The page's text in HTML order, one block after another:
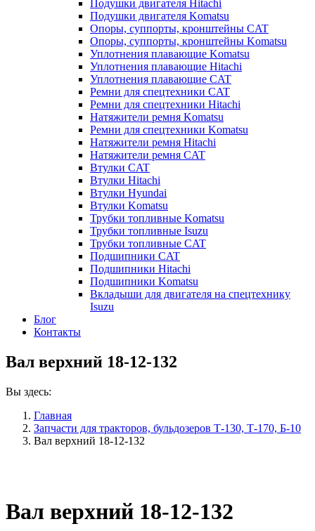
Подушки двигателя Hitachi
Подушки двигателя Komatsu
Опоры, суппорты, кронштейны CAT
Опоры, суппорты, кронштейны Komatsu
Уплотнения плавающие Komatsu
Уплотнения плавающие Hitachi
Уплотнения плавающие CAT
Ремни для спецтехники CAT
Ремни для спецтехники Hitachi
Натяжители ремня Komatsu
Ремни для спецтехники Komatsu
Натяжители ремня Hitachi
Натяжители ремня CAT
Втулки CAT
Втулки Hitachi
Втулки Hyundai
Втулки Komatsu
Трубки топливные Komatsu
Трубки топливные Isuzu
Трубки топливные CAT
Подшипники CAT
Подшипники Hitachi
Подшипники Komatsu
Вкладыши для двигателя на спецтехнику
Isuzu
Блог
Контакты
Вал верхний 18-12-132
Вы здесь:
Главная
Запчасти для тракторов, бульдозеров Т-130, Т-170, Б-10
Вал верхний 18-12-132
Вал верхний 18-12-132